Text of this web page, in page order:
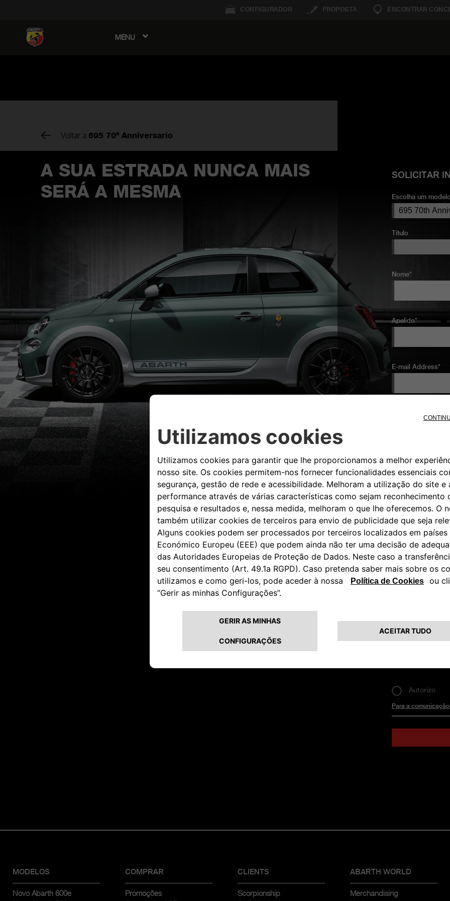
CONFIGURADOR PROPOSTA ENCONTRAR
MENU
Voltar a 695 70º Anniversario
A SUA ESTRADA NUNCA MAIS
SERÁ A MESMA
SOLICITAR
Escolha um
Título
Nome*
Apelido*
E-mail Address*
Telemóvel*
Código postal* (7
CONSENTIMENTO
Depois de lida a
Autorizo
Autorizo
Para a
MODELOS
Novo Abarth 600e
COMPRAR
Promoções
CLIENTS
Scorpionship
ABARTH WORLD
Merchandising